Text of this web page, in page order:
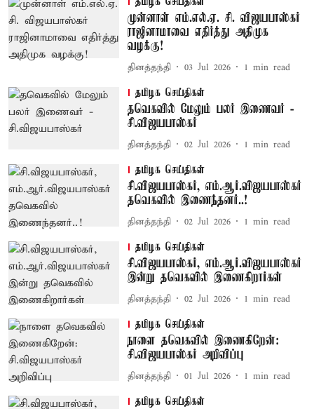
முன்னாள் எம்.எல்.ஏ. சி. விஜயபாஸ்கர்
ராஜினாமாவை எதிர்த்து அதிமுக
வழக்கு!
தினத்தந்தி 03 Jul 2026 1 min read
தமிழக செய்திகள்
தவெகவில் மேலும் பலர் இணைவர் -
சி.விஜயபாஸ்கர்
தினத்தந்தி 02 Jul 2026 1 min read
தமிழக செய்திகள்
சி.விஜயபாஸ்கர், எம்.ஆர்.விஜயபாஸ்கர்
தவெகவில் இணைந்தனர்..!
தினத்தந்தி 02 Jul 2026 1 min read
தமிழக செய்திகள்
சி.விஜயபாஸ்கர், எம்.ஆர்.விஜயபாஸ்கர்
இன்று தவெகவில் இணைகிறார்கள்
தினத்தந்தி 02 Jul 2026 1 min read
தமிழக செய்திகள்
நாளை தவெகவில் இணைகிறேன்:
சி.விஜயபாஸ்கர் அறிவிப்பு
தினத்தந்தி 01 Jul 2026 1 min read
தமிழக செய்திகள்